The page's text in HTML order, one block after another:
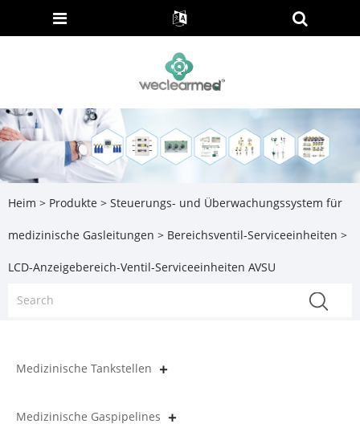
Heim > Produkte > Steuerungs- und Überwachungssystem für
medizinische Gasleitungen > Bereichsventil-Serviceeinheiten >
LCD-Anzeigebereich-Ventil-Serviceeinheiten AVSU
Medizinische Tankstellen
Medizinische Gaspipelines